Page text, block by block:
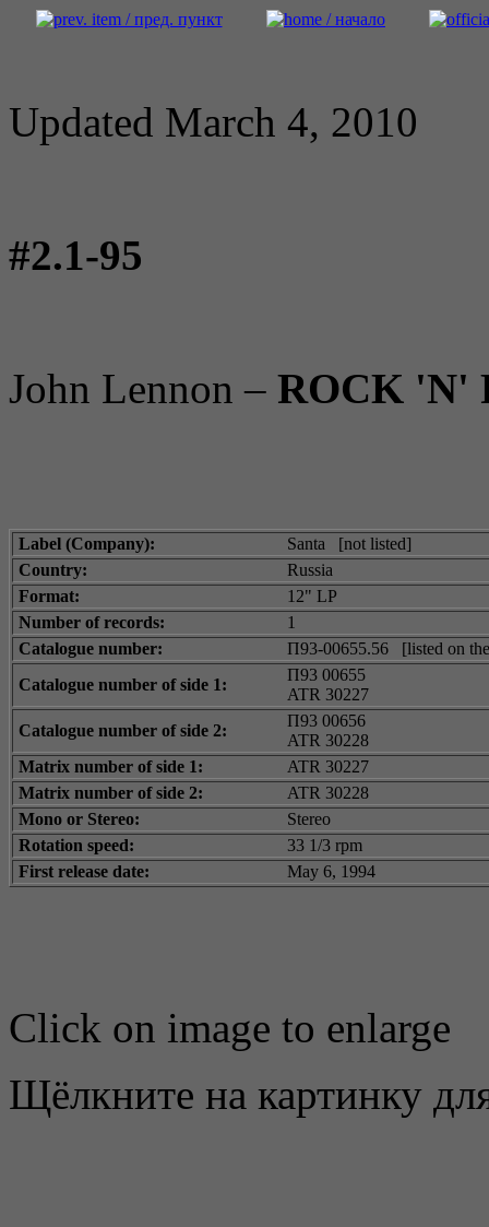
Updated March 4, 2010
#2.1-95
John Lennon – ROCK 'N'
Label (Company):
Santa [not listed]
Country:
Russia
Format:
12" LP
Number of records:
1
Catalogue number:
П93-00655.56 [listed on
Catalogue number of side 1:
П93 00655
ATR 30227
Catalogue number of side 2:
П93 00656
ATR 30228
Matrix number of side 1:
ATR 30227
Matrix number of side 2:
ATR 30228
Mono or Stereo:
Stereo
Rotation speed:
33 1/3 rpm
First release date:
May 6, 1994
Click on image to enlarge
Щёлкните на картинку